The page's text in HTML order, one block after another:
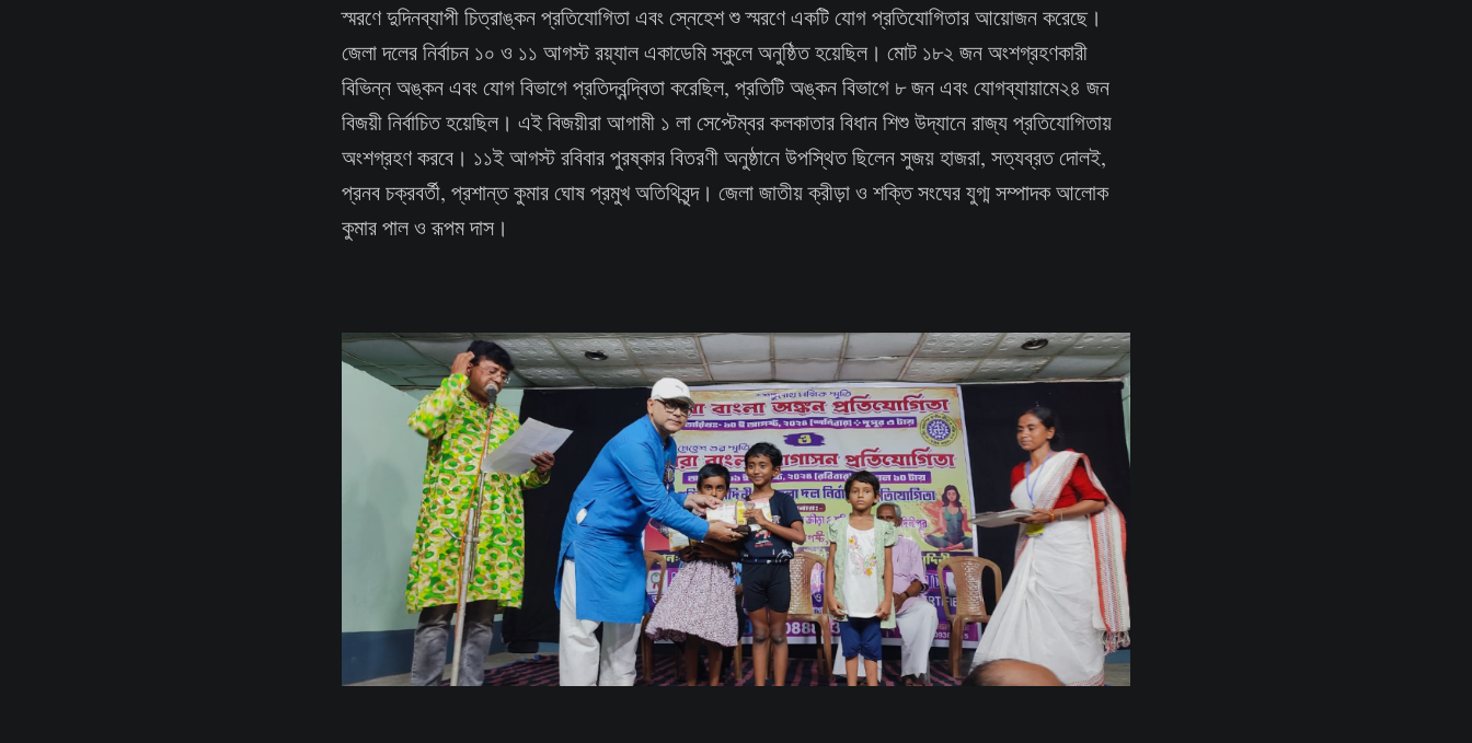
স্মরণে দুদিনব্যাপী চিত্রাঙ্কন প্রতিযোগিতা এবং স্নেহেশ শু স্মরণে একটি যোগ প্রতিযোগিতার আয়োজন করেছে।
জেলা দলের নির্বাচন ১০ ও ১১ আগস্ট রয়্যাল একাডেমি স্কুলে অনুষ্ঠিত হয়েছিল। মোট ১৮২ জন অংশগ্রহণকারী
বিভিন্ন অঙ্কন এবং যোগ বিভাগে প্রতিদ্বন্দ্বিতা করেছিল, প্রতিটি অঙ্কন বিভাগে ৮ জন এবং যোগব্যায়ামে২৪ জন
বিজয়ী নির্বাচিত হয়েছিল। এই বিজয়ীরা আগামী ১ লা সেপ্টেম্বর কলকাতার বিধান শিশু উদ্যানে রাজ্য প্রতিযোগিতায়
অংশগ্রহণ করবে। ১১ই আগস্ট রবিবার পুরষ্কার বিতরণী অনুষ্ঠানে উপস্থিত ছিলেন সুজয় হাজরা, সত্যব্রত দোলই,
প্রনব চক্রবর্তী, প্রশান্ত কুমার ঘোষ প্রমুখ অতিথিবৃন্দ। জেলা জাতীয় ক্রীড়া ও শক্তি সংঘের যুগ্ম সম্পাদক আলোক
কুমার পাল ও রূপম দাস।